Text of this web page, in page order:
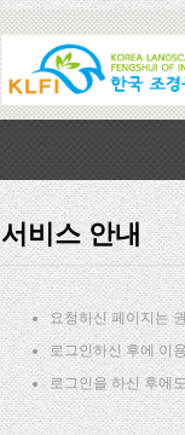
서비스 안내
요청하신 페이지는
로그인하신 후에 이
로그인을 하신 후에